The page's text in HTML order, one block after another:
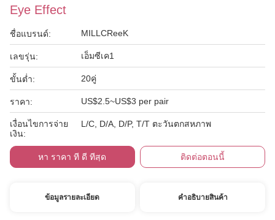
Eye Effect
ชื่อแบรนด์: MILLCReeK
เลขรุ่น: เอ็มซีเค1
ขั้นต่ำ: 20คู่
ราคา: US$2.5~US$3 per pair
เงื่อนไขการจ่าย
เงิน:
L/C, D/A, D/P, T/T ตะวันตกสหภาพ
หา ราคา ที่ ดี ที่สุด ติดต่อตอนนี้
ข้อมูลรายละเอียด คําอธิบายสินค้า